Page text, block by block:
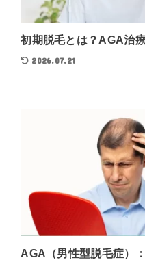
初期脱毛とは？AGA治
2026.07.21
AGA（男性型脱毛症）